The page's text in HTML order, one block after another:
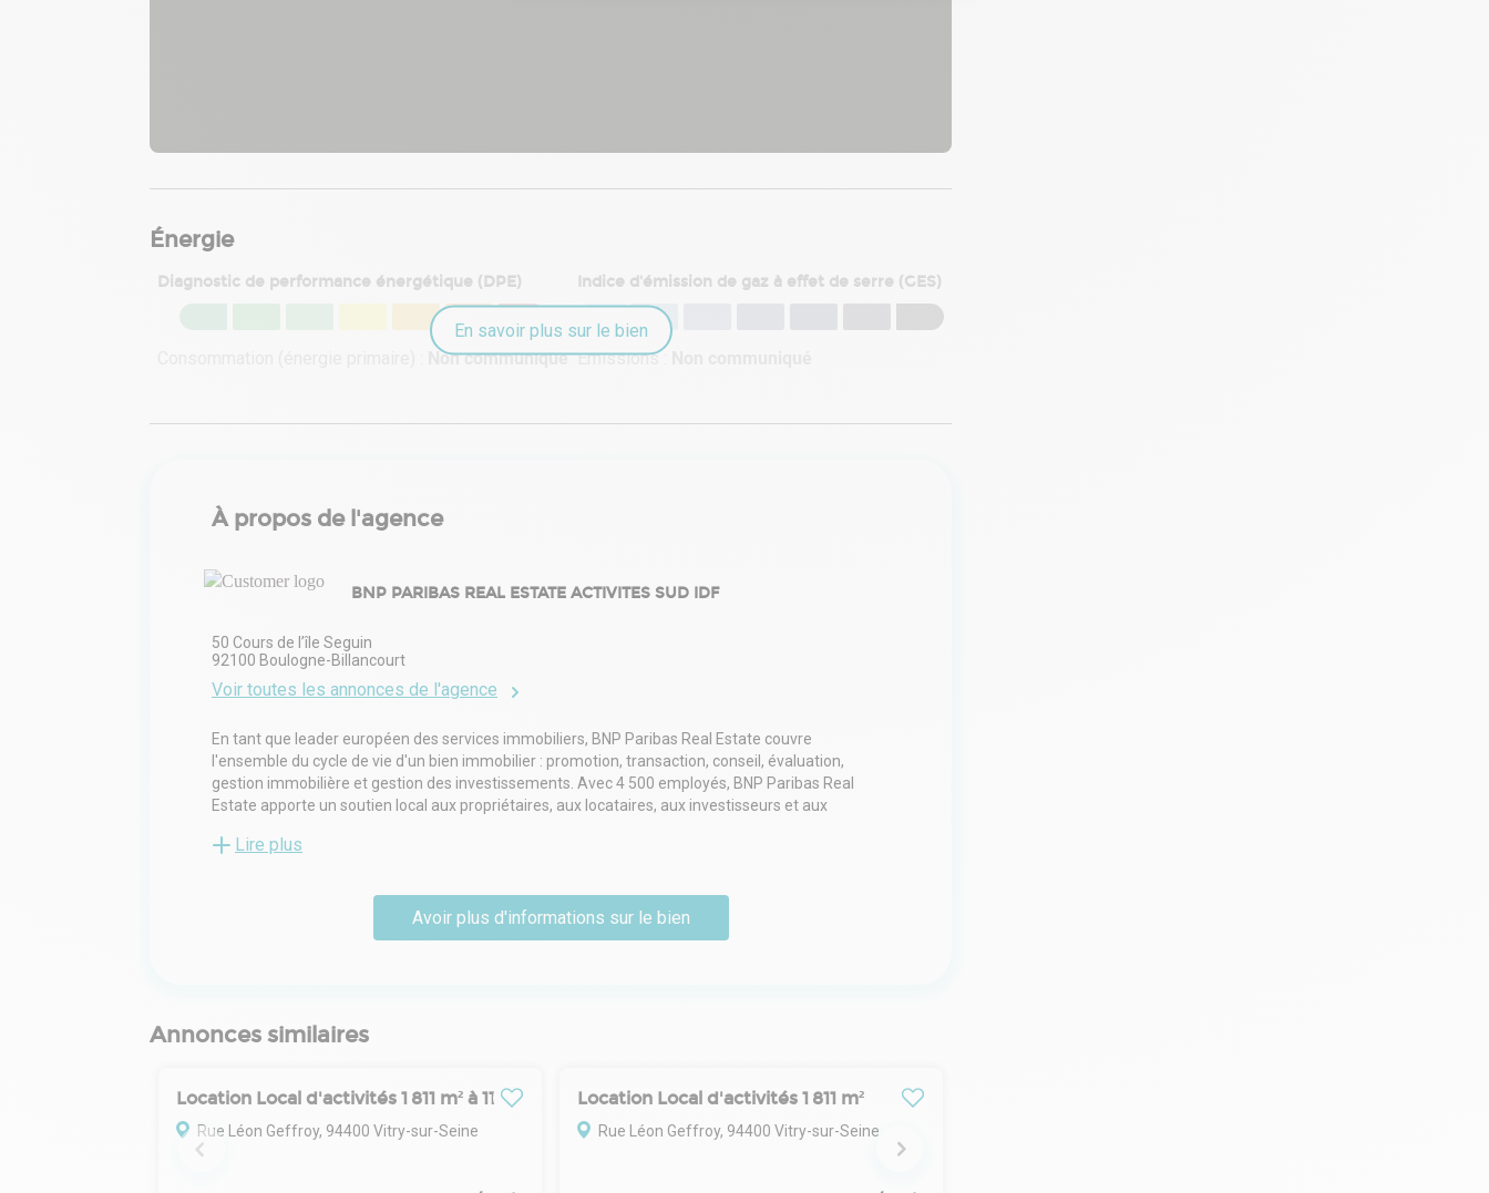
Énergie
Diagnostic de performance énergétique (DPE)
Non communiqué
Indice d'émission de gaz à effet de serre (GES)
Émissions :
En savoir plus sur le bien
À propos de l'agence
BNP PARIBAS REAL ESTATE ACTIVITES SUD IDF
50 Cours de l’île Seguin
92100 Boulogne-Billancourt
Voir toutes les annonces de l'agence
En tant que leader européen des services immobiliers, BNP Paribas Real Estate couvre
l'ensemble du cycle de vie d'un bien immobilier : promotion, transaction, conseil, évaluation,
gestion immobilière et gestion des investissements. Avec 4 500 employés, BNP Paribas Real
Estate apporte un soutien local aux propriétaires, aux locataires, aux investisseurs et aux
Orient et en Asie.
Lire plus
Avoir plus d'informations sur le bien
Annonces similaires
Location Local d'activités 1 811 m² à 11 609 m²
Rue Léon Geffroy, 94400 Vitry-sur-Seine
Location Local d'activités 1 811 m²
Rue Léon Geffroy, 94400 Vitry-sur-Seine